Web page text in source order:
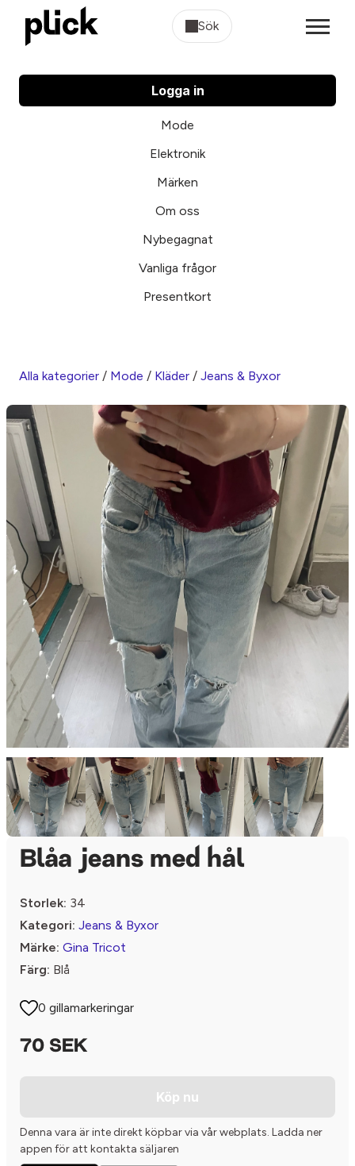
Sök
Logga in
Mode
Elektronik
Märken
Om oss
Nybegagnat
Vanliga frågor
Presentkort
Alla kategorier / Mode / Kläder / Jeans & Byxor
Blåa jeans med hål
Storlek: 34
Kategori: Jeans & Byxor
Märke: Gina Tricot
Färg: Blå
0 gillamarkeringar
70 SEK
Köp nu
Denna vara är inte direkt köpbar via vår webplats. Ladda ner
appen för att kontakta säljaren